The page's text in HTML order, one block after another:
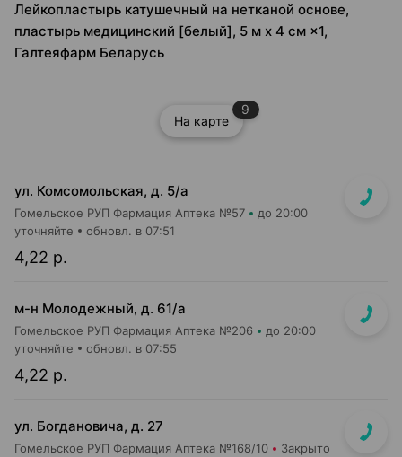
Лейкопластырь катушечный на нетканой основе,
пластырь медицинский [белый], 5 м х 4 см ×1,
Галтеяфарм Беларусь
На карте
9
ул. Комсомольская, д. 5/а
Гомельское РУП Фармация Аптека №57 до 20:00
4,22 р.
уточняйте обновл. в 07:51
м-н Молодежный, д. 61/а
Гомельское РУП Фармация Аптека №206 до 20:00
4,22 р.
уточняйте обновл. в 07:55
ул. Богдановича, д. 27
Гомельское РУП Фармация Аптека №168/10 Закрыто